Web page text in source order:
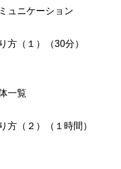
ュニケーション
方（１）（30分）
一覧
方（２）（１時間）